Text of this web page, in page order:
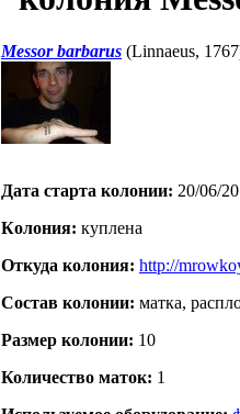
Messor barbarus (Linnaeus,
Дата старта кoлонии: 20/06/
Кoлония: куплена
Откуда кoлония: http://
Состав кoлонии: матка,
Размер кoлонии: 10
Количество маток: 1